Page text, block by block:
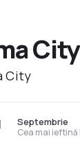
City
Cea mai
Septembrie